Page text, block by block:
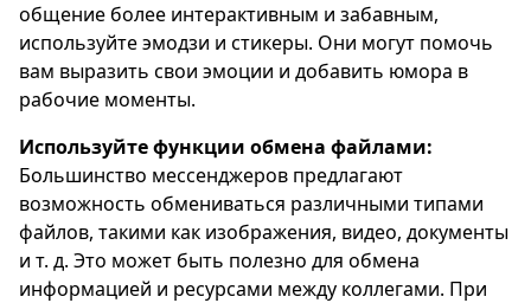
общение более интерактивным и забавным,
используйте эмодзи и стикеры. Они могут помочь
вам выразить свои эмоции и добавить юмора в
рабочие моменты.
Используйте функции обмена файлами:
Большинство мессенджеров предлагают
возможность обмениваться различными типами
файлов, такими как изображения, видео, документы
и т. д. Это может быть полезно для обмена
информацией и ресурсами между коллегами. При